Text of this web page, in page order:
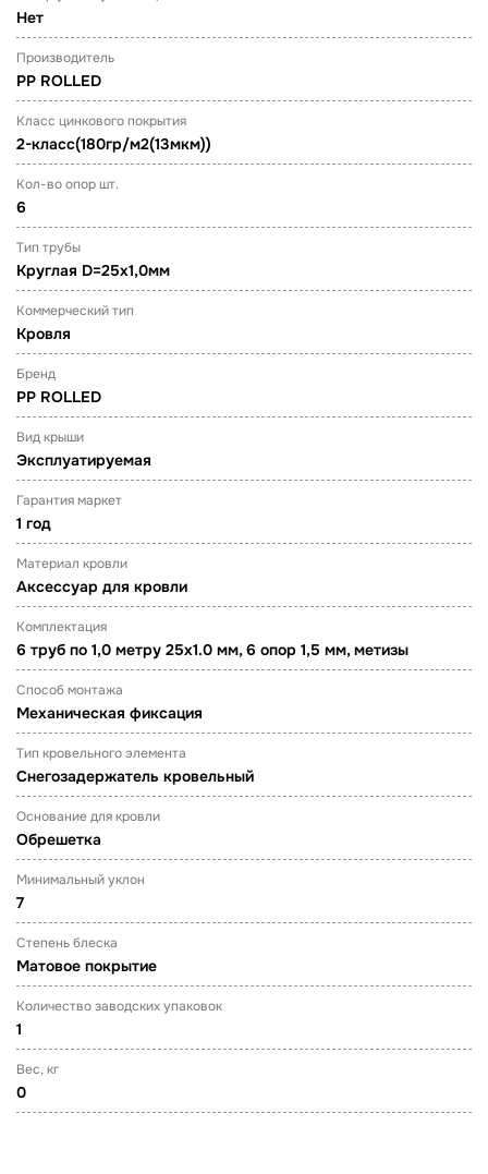
Нет
Производитель
PP ROLLED
Класс цинкового покрытия
2-класс(180гр/м2(13мкм))
Кол-во опор шт.
6
Тип трубы
Круглая D=25х1,0мм
Коммерческий тип
Кровля
Бренд
PP ROLLED
Вид крыши
Эксплуатируемая
Гарантия маркет
1 год
Материал кровли
Аксессуар для кровли
Комплектация
6 труб по 1,0 метру 25х1.0 мм, 6 опор 1,5 мм, метизы
Способ монтажа
Механическая фиксация
Тип кровельного элемента
Снегозадержатель кровельный
Основание для кровли
Обрешетка
Минимальный уклон
7
Степень блеска
Матовое покрытие
Количество заводских упаковок
1
Вес, кг
0